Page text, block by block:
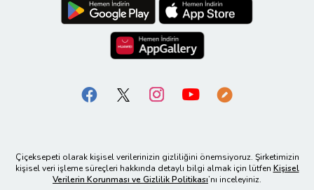
Çiçeksepeti olarak kişisel verilerinizin gizliliğini önemsiyoruz. Şirketimizin
kişisel veri işleme süreçleri hakkında detaylı bilgi almak için lütfen Kişisel
Verilerin Korunması ve Gizlilik Politikası’nı inceleyiniz.